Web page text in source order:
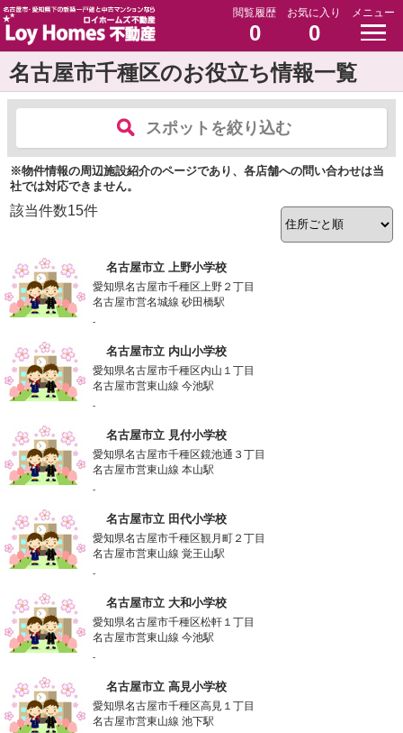
閲覧履歴
0
お気に入り
0
メニュー
名古屋市千種区のお役立ち情報一覧
スポットを絞り込む
※物件情報の周辺施設紹介のページであり、各店舗への問い合わせは当
社では対応できません。
該当件数15件
名古屋市立 上野小学校
愛知県名古屋市千種区上野２丁目
名古屋市営名城線 砂田橋駅
-
名古屋市立 内山小学校
愛知県名古屋市千種区内山１丁目
名古屋市営東山線 今池駅
-
名古屋市立 見付小学校
愛知県名古屋市千種区鏡池通３丁目
名古屋市営東山線 本山駅
-
名古屋市立 田代小学校
愛知県名古屋市千種区観月町２丁目
名古屋市営東山線 覚王山駅
-
名古屋市立 大和小学校
愛知県名古屋市千種区松軒１丁目
名古屋市営東山線 今池駅
-
名古屋市立 高見小学校
愛知県名古屋市千種区高見１丁目
名古屋市営東山線 池下駅